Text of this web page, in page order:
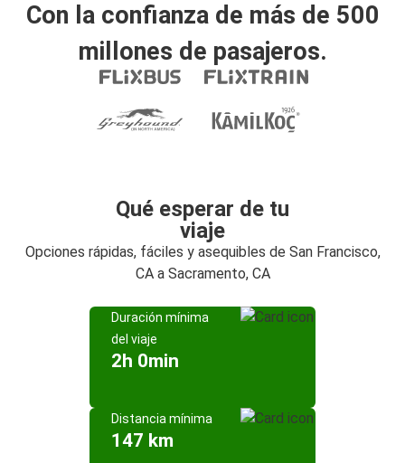
Con la confianza de más de 500
millones de pasajeros.
Qué esperar de tu
viaje
Opciones rápidas, fáciles y asequibles de San Francisco,
CA a Sacramento, CA
Duración mínima
del viaje
2h 0min
Distancia mínima
147 km